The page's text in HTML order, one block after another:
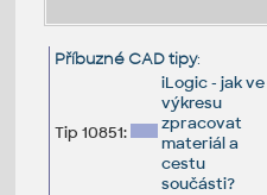
Příbuzné CAD tipy:
Tip 10851:
iLogic - jak ve
výkresu
zpracovat
materiál a
cestu
součásti?